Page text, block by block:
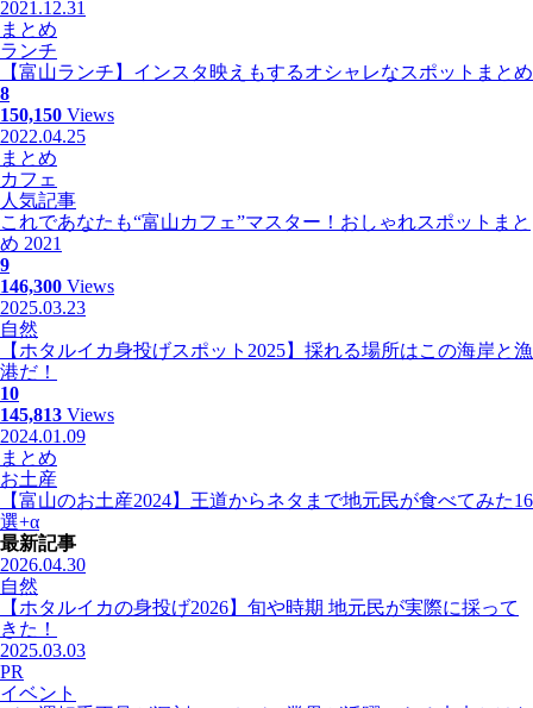
2021.12.31
まとめ
ランチ
【富山ランチ】インスタ映えもするオシャレなスポットまとめ
8
150,150 Views
2022.04.25
まとめ
カフェ
人気記事
これであなたも“富山カフェ”マスター！おしゃれスポットまと
め 2021
9
146,300 Views
2025.03.23
自然
【ホタルイカ身投げスポット2025】採れる場所はこの海岸と漁
港だ！
10
145,813 Views
2024.01.09
まとめ
お土産
【富山のお土産2024】王道からネタまで地元民が食べてみた16
選+α
最新記事
2026.04.30
自然
【ホタルイカの身投げ2026】旬や時期 地元民が実際に採って
きた！
2025.03.03
PR
イベント